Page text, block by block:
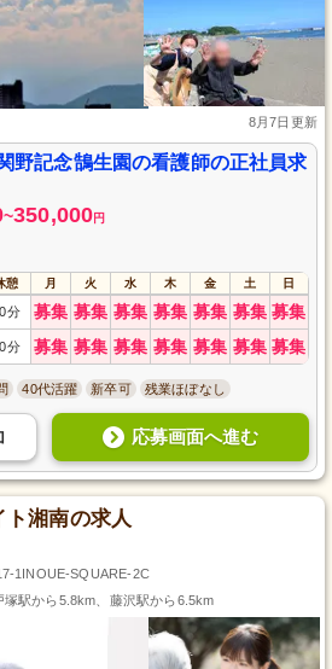
8月7日更新
野記念鵠生園の看護師の正社員求
~350,000円
憩 月 火 水 木 金 土 日
分 募集 募集 募集 募集 募集 募集 募集
分 募集 募集 募集 募集 募集 募集 募集
40代活躍 新卒可 残業ほぼなし
応募画面へ進む
ト湘南の求人
1INOUE-SQUARE-2C
駅から5.8km、藤沢駅から6.5km